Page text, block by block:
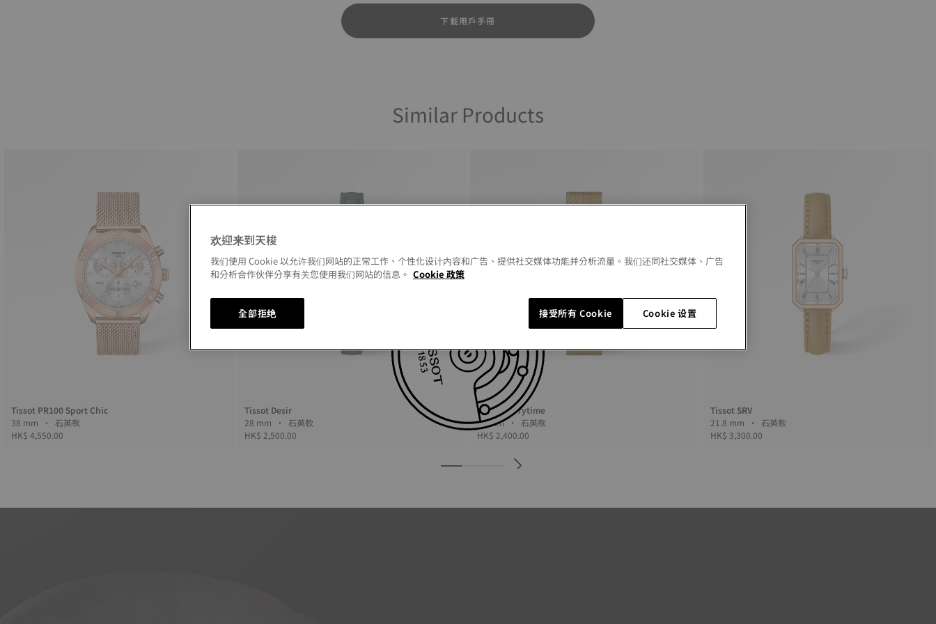
下載用戶手冊
Similar Products
Tissot PR100 Sport Chic
38 mm • 石英款
HK$ 4,550.00
Tissot Desir
28 mm • 石英款
HK$ 2,500.00
Tissot Everytime
34 mm • 石英款
HK$ 2,400.00
Tissot SRV
21.8 mm • 石英款
HK$ 3,300.00
欢迎来到天梭
我们使用 Cookie 以允许我们网站的正常工作、个性化设计内容和广告、提供社交媒体功能并分析流量。我们还同社交媒体、广告
和分析合作伙伴分享有关您使用我们网站的信息。 Cookie 政策
Cookie 设置
全部拒绝 接受所有 Cookie